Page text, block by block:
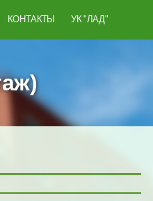
КОНТАКТЫ УК "ЛАД"